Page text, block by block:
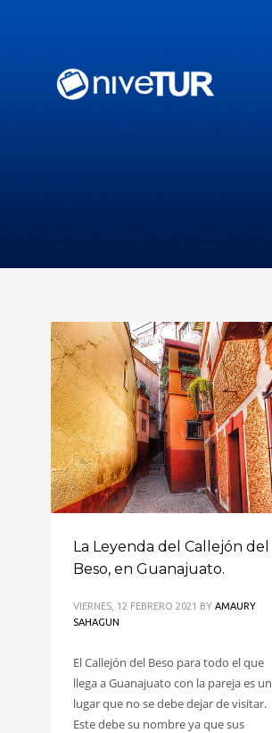
La Leyenda del Callejón del
Beso, en Guanajuato.
VIERNES, 12 FEBRERO 2021 BY AMAURY
SAHAGUN
El Callejón del Beso para todo el que
llega a Guanajuato con la pareja es un
lugar que no se debe dejar de visitar.
Este debe su nombre ya que sus